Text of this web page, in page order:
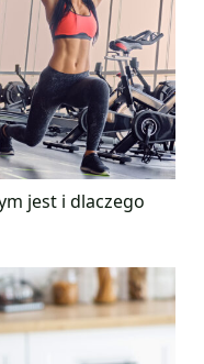
jest i dlaczego